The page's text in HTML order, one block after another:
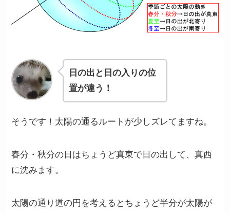
日の出と日の入りの位
置が違う！
そうです！太陽の通るルートが少しズレてますね。
春分・秋分の日はちょうど真東で日の出して、真西
に沈み ます。
太陽の通り道の円を考えるとちょうど半分が太陽が